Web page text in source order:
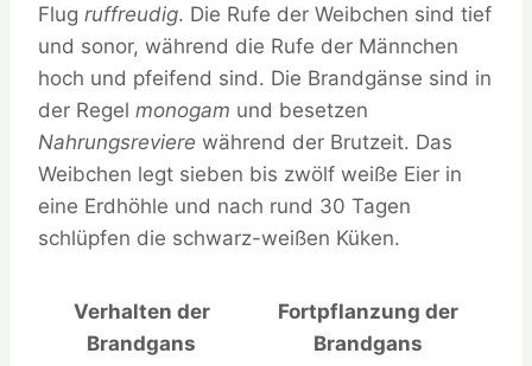
Flug ruffreudig. Die Rufe der Weibchen sind tief
und sonor, während die Rufe der Männchen
hoch und pfeifend sind. Die Brandgänse sind in
der Regel monogam und besetzen
Nahrungsreviere während der Brutzeit. Das
Weibchen legt sieben bis zwölf weiße Eier in
eine Erdhöhle und nach rund 30 Tagen
schlüpfen die schwarz-weißen Küken.
Verhalten der
Brandgans
Fortpflanzung der
Brandgans